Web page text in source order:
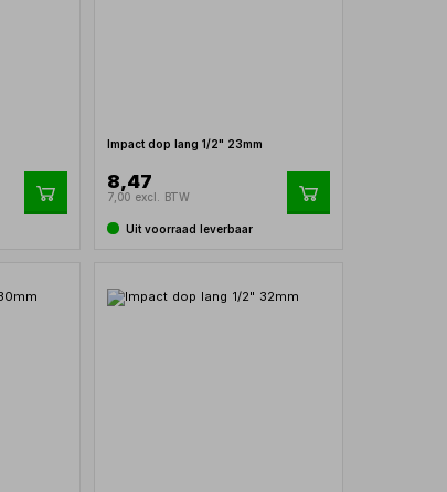
Impact dop lang 1/2" 23mm
8,47
7,00 excl. BTW
Uit voorraad leverbaar